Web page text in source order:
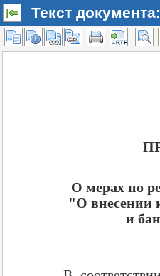
Текст документа: